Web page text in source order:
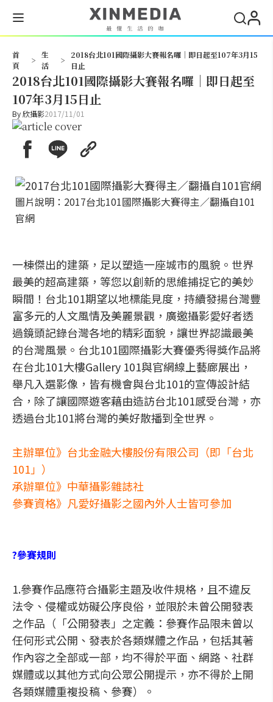
首
頁
>
生
活
>
2018台北101國際攝影大賽報名囉｜即日起至107年3月15
日止
2018台北101國際攝影大賽報名囉｜即日起至
107年3月15日止
By欣攝影2017/11/01
圖片說明：2017台北101國際攝影大賽得主／翻攝自101
官網
一棟傑出的建築，足以塑造一座城市的風貌。世界
最美的超高建築，等您以創新的思維捕捉它的美妙
瞬間！台北101期望以地標能見度，持續發揚台灣豐
富多元的人文風情及美麗景觀，廣邀攝影愛好者透
過鏡頭記錄台灣各地的精彩面貌，讓世界認識最美
的台灣風景。台北101國際攝影大賽優秀得獎作品將
在台北101大樓Gallery 101與官網線上藝廊展出，
舉凡入選影像，皆有機會與台北101的宣傳設計結
合，除了讓國際遊客藉由造訪台北101感受台灣，亦
透過台北101將台灣的美好散播到全世界。
主辦單位》台北金融大樓股份有限公司（即「台北
101」）
承辦單位》中華攝影雜誌社
參賽資格》凡愛好攝影之國內外人士皆可參加
?參賽規則
1.參賽作品應符合攝影主題及收件規格，且不違反
法令、侵權或妨礙公序良俗，並限於未曾公開發表
之作品（「公開發表」之定義：參賽作品限未曾以
任何形式公開、發表於各類媒體之作品，包括其著
作內容之全部或一部，均不得於平面、網路、社群
媒體或以其他方式向公眾公開提示，亦不得於上開
各類媒體重複投稿、參賽）。